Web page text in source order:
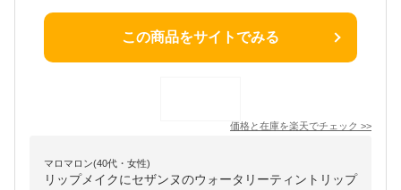
この商品をサイトでみる
価格と在庫を楽天でチェック >>
マロマロン(40代・女性)
リップメイクにセザンヌのウォータリーティントリップ